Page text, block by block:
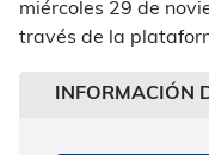
miércoles 29 de
través de la
INFORMACIÓN